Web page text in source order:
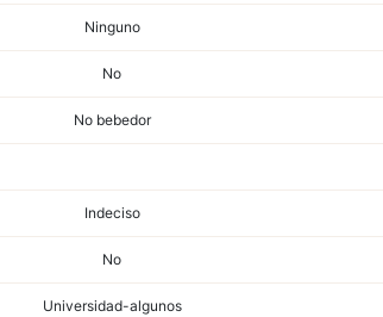
Ninguno
No
No bebedor
Indeciso
No
Universidad-algunos